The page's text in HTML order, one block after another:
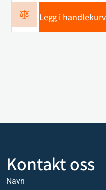
Legg i handlekurv
Kontakt oss
Navn